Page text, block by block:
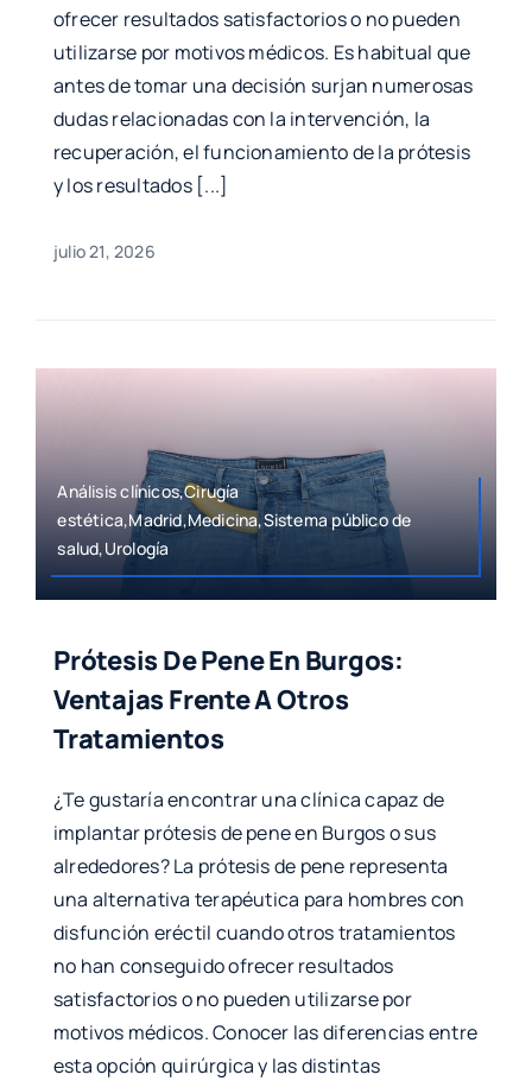
ofrecer resultados satisfactorios o no pueden
utilizarse por motivos médicos. Es habitual que
antes de tomar una decisión surjan numerosas
dudas relacionadas con la intervención, la
recuperación, el funcionamiento de la prótesis
y los resultados [...]
julio 21, 2026
Análisis clínicos,Cirugía
estética,Madrid,Medicina,Sistema público de
salud,Urología
Prótesis De Pene En Burgos:
Ventajas Frente A Otros
Tratamientos
¿Te gustaría encontrar una clínica capaz de
implantar prótesis de pene en Burgos o sus
alrededores? La prótesis de pene representa
una alternativa terapéutica para hombres con
disfunción eréctil cuando otros tratamientos
no han conseguido ofrecer resultados
satisfactorios o no pueden utilizarse por
motivos médicos. Conocer las diferencias entre
esta opción quirúrgica y las distintas